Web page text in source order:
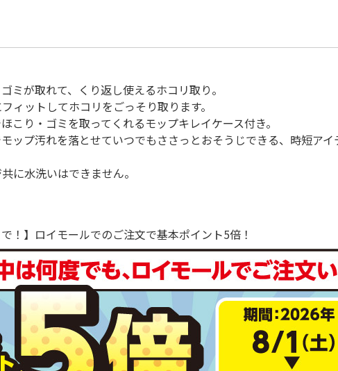
が取れて、くり返し使えるホコリ取り。
ットしてホコリをごっそり取ります。
り・ゴミを取ってくれるモップキレイケース付き。
ップ汚れを落とせていつでもささっとおそうじできる、時短アイ
に水洗いはできません。
！】ロイモールでのご注文で基本ポイント5倍！